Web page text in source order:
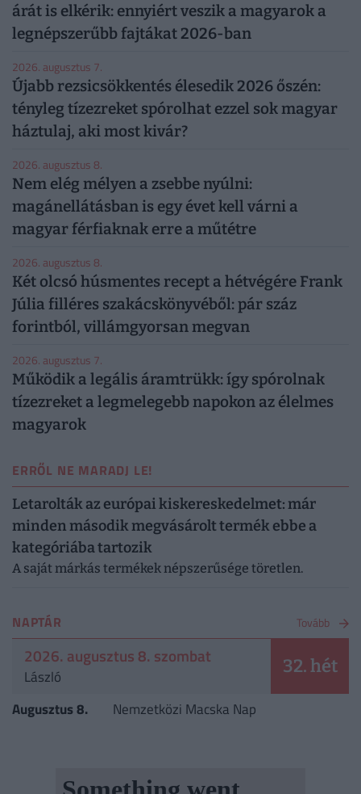
árát is elkérik: ennyiért veszik a magyarok a
legnépszerűbb fajtákat 2026-ban
2026. augusztus 7.
Újabb rezsicsökkentés élesedik 2026 őszén:
tényleg tízezreket spórolhat ezzel sok magyar
háztulaj, aki most kivár?
2026. augusztus 8.
Nem elég mélyen a zsebbe nyúlni:
magánellátásban is egy évet kell várni a
magyar férfiaknak erre a műtétre
2026. augusztus 8.
Két olcsó húsmentes recept a hétvégére Frank
Júlia filléres szakácskönyvéből: pár száz
forintból, villámgyorsan megvan
2026. augusztus 7.
Működik a legális áramtrükk: így spórolnak
tízezreket a legmelegebb napokon az élelmes
magyarok
ERRŐL NE MARADJ LE!
Letarolták az európai kiskereskedelmet: már
minden második megvásárolt termék ebbe a
kategóriába tartozik
A saját márkás termékek népszerűsége töretlen.
NAPTÁR Tovább
2026. augusztus 8. szombat
László 32. hét
Augusztus 8. Nemzetközi Macska Nap